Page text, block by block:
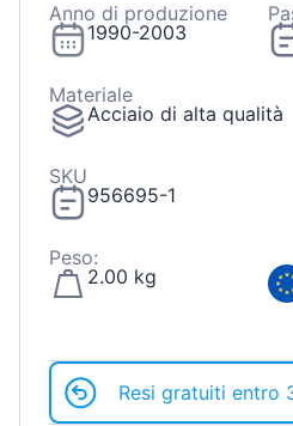
Anno di produzione
1990-2003
Materiale
Acciaio di alta qualità
SKU
956695-1
Peso:
2.00 kg
Resi gratuiti entro